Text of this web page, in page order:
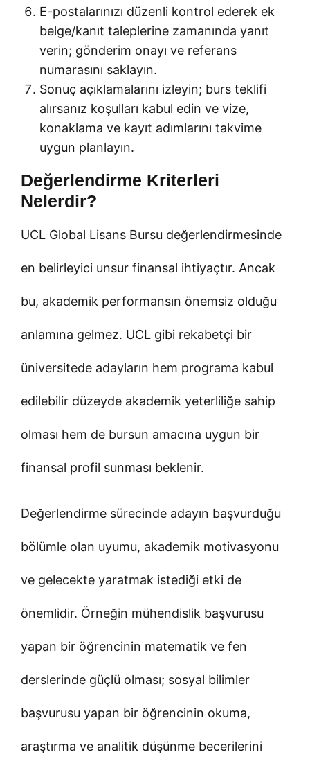
E-postalarınızı düzenli kontrol ederek ek
belge/kanıt taleplerine zamanında yanıt
verin; gönderim onayı ve referans
numarasını saklayın.
Sonuç açıklamalarını izleyin; burs teklifi
alırsanız koşulları kabul edin ve vize,
konaklama ve kayıt adımlarını takvime
uygun planlayın.
Değerlendirme Kriterleri
Nelerdir?
UCL Global Lisans Bursu değerlendirmesinde
en belirleyici unsur finansal ihtiyaçtır. Ancak
bu, akademik performansın önemsiz olduğu
anlamına gelmez. UCL gibi rekabetçi bir
üniversitede adayların hem programa kabul
edilebilir düzeyde akademik yeterliliğe sahip
olması hem de bursun amacına uygun bir
finansal profil sunması beklenir.
Değerlendirme sürecinde adayın başvurduğu
bölümle olan uyumu, akademik motivasyonu
ve gelecekte yaratmak istediği etki de
önemlidir. Örneğin mühendislik başvurusu
yapan bir öğrencinin matematik ve fen
derslerinde güçlü olması; sosyal bilimler
başvurusu yapan bir öğrencinin okuma,
araştırma ve analitik düşünme becerilerini